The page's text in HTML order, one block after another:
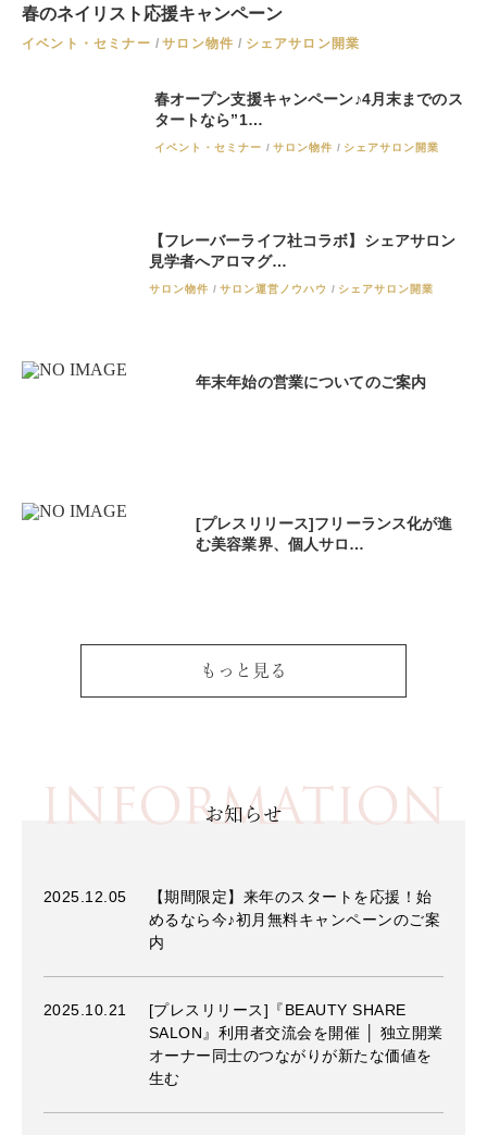
春のネイリスト応援キャンペーン
イベント・セミナー サロン物件 シェアサロン開業
春オープン支援キャンペーン♪4月末までのス
タートなら”1…
イベント・セミナー サロン物件 シェアサロン開業
【フレーバーライフ社コラボ】シェアサロン
見学者へアロマグ…
サロン物件 サロン運営ノウハウ シェアサロン開業
年末年始の営業についてのご案内
[プレスリリース]フリーランス化が進
む美容業界、個人サロ…
もっと見る
INFORMATION
お知らせ
2025.12.05
【期間限定】来年のスタートを応援！始
めるなら今♪初月無料キャンペーンのご案
内
2025.10.21
[プレスリリース]『BEAUTY SHARE
SALON』利用者交流会を開催 │ 独立開業
オーナー同士のつながりが新たな価値を
生む